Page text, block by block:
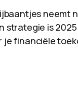
neemt
strategie is
je financiële